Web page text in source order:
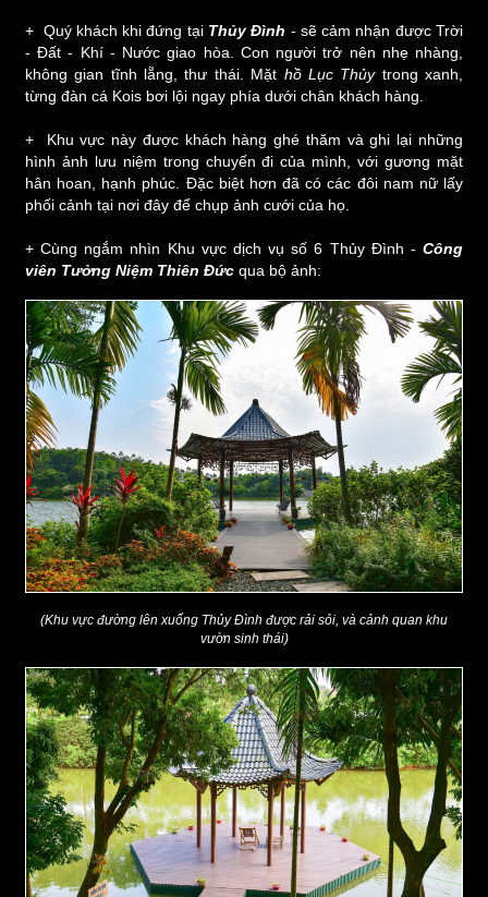
+ Quý khách khi đứng tại Thủy Đình - sẽ cảm nhận được Trời
- Đất - Khí - Nước giao hòa. Con người trở nên nhẹ nhàng,
không gian tĩnh lẵng, thư thái. Mặt hồ Lục Thủytrong xanh,
từng đàn cá Kois bơi lội ngay phía dưới chân khách hàng.
+ Khu vực này được khách hàng ghé thăm và ghi lại những
hình ảnh lưu niệm trong chuyến đi của mình, với gương mặt
hân hoan, hạnh phúc. Đặc biệt hơn đã có các đôi nam nữ lấy
phối cảnh tại nơi đây để chụp ảnh cưới của họ.
+ Cùng ngắm nhìn Khu vực dịch vụ số 6 Thủy Đình - Công
viên Tưởng Niệm Thiên Đức qua bộ ảnh:
(Khu vực đường lên xuống Thủy Đình được rải sỏi, và cảnh quan khu
vườn sinh thái)